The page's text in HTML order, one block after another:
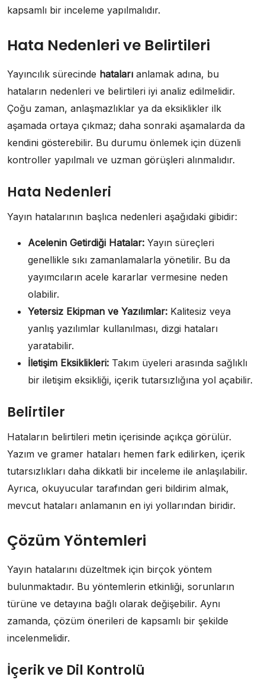
kapsamlı bir inceleme yapılmalıdır.
Hata Nedenleri ve Belirtileri
Yayıncılık sürecinde hataları anlamak adına, bu
hataların nedenleri ve belirtileri iyi analiz edilmelidir.
Çoğu zaman, anlaşmazlıklar ya da eksiklikler ilk
aşamada ortaya çıkmaz; daha sonraki aşamalarda da
kendini gösterebilir. Bu durumu önlemek için düzenli
kontroller yapılmalı ve uzman görüşleri alınmalıdır.
Hata Nedenleri
Yayın hatalarının başlıca nedenleri aşağıdaki gibidir:
Acelenin Getirdiği Hatalar: Yayın süreçleri
genellikle sıkı zamanlamalarla yönetilir. Bu da
yayımcıların acele kararlar vermesine neden
olabilir.
Yetersiz Ekipman ve Yazılımlar: Kalitesiz veya
yanlış yazılımlar kullanılması, dizgi hataları
yaratabilir.
İletişim Eksiklikleri: Takım üyeleri arasında sağlıklı
bir iletişim eksikliği, içerik tutarsızlığına yol açabilir.
Belirtiler
Hataların belirtileri metin içerisinde açıkça görülür.
Yazım ve gramer hataları hemen fark edilirken, içerik
tutarsızlıkları daha dikkatli bir inceleme ile anlaşılabilir.
Ayrıca, okuyucular tarafından geri bildirim almak,
mevcut hataları anlamanın en iyi yollarından biridir.
Çözüm Yöntemleri
Yayın hatalarını düzeltmek için birçok yöntem
bulunmaktadır. Bu yöntemlerin etkinliği, sorunların
türüne ve detayına bağlı olarak değişebilir. Aynı
zamanda, çözüm önerileri de kapsamlı bir şekilde
incelenmelidir.
İçerik ve Dil Kontrolü